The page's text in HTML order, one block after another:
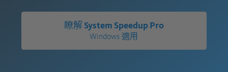
瞭解 System Speedup Pro
Windows 適用